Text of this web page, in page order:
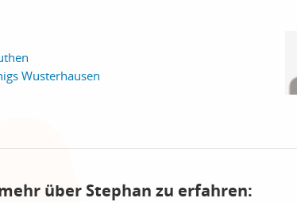
Wusterhausen
über Stephan zu erfahren: